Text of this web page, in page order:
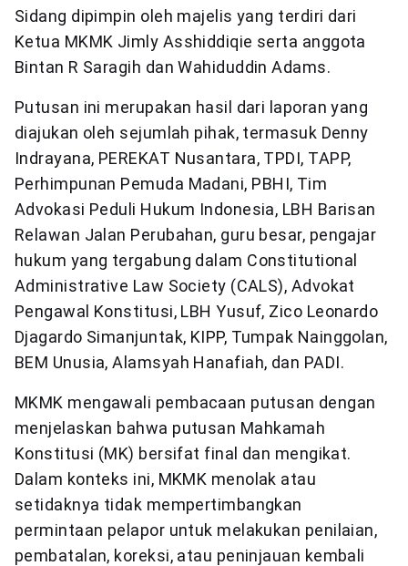
Sidang dipimpin oleh majelis yang terdiri dari
Ketua MKMK Jimly Asshiddiqie serta anggota
Bintan R Saragih dan Wahiduddin Adams.
Putusan ini merupakan hasil dari laporan yang
diajukan oleh sejumlah pihak, termasuk Denny
Indrayana, PEREKAT Nusantara, TPDI, TAPP,
Perhimpunan Pemuda Madani, PBHI, Tim
Advokasi Peduli Hukum Indonesia, LBH Barisan
Relawan Jalan Perubahan, guru besar, pengajar
hukum yang tergabung dalam Constitutional
Administrative Law Society (CALS), Advokat
Pengawal Konstitusi, LBH Yusuf, Zico Leonardo
Djagardo Simanjuntak, KIPP, Tumpak Nainggolan,
BEM Unusia, Alamsyah Hanafiah, dan PADI.
MKMK mengawali pembacaan putusan dengan
menjelaskan bahwa putusan Mahkamah
Konstitusi (MK) bersifat final dan mengikat.
Dalam konteks ini, MKMK menolak atau
setidaknya tidak mempertimbangkan
permintaan pelapor untuk melakukan penilaian,
pembatalan, koreksi, atau peninjauan kembali